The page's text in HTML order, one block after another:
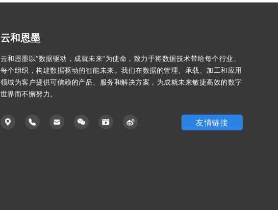
云和恩墨
云和恩墨以“数据驱动，成就未来”为使命，致力于将数据技术带给每个行业、
每个组织，构建数据驱动的智能未来。我们在数据的管理、承载、加工和应用
领域为客户提供可信赖的产品、服务和解决方案，为成就未来敏捷高效的数字
世界而不懈努力。
友情链接